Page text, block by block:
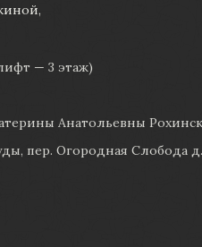
— 3 этаж)
Анатольевны
пер. Огородная Слобода д.